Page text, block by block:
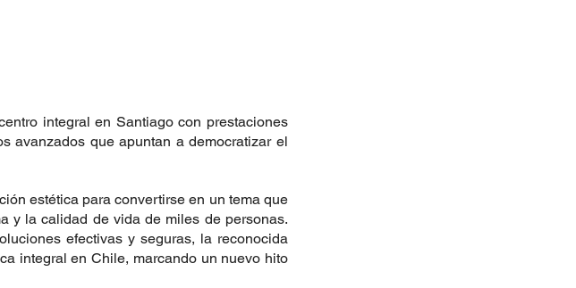
integral en Santiago con prestaciones
avanzados que apuntan a democratizar el
estética para convertirse en un tema que
y la calidad de vida de miles de personas.
efectivas y seguras, la reconocida
integral en Chile, marcando un nuevo hito